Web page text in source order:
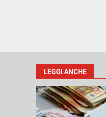
LEGGI ANCHE